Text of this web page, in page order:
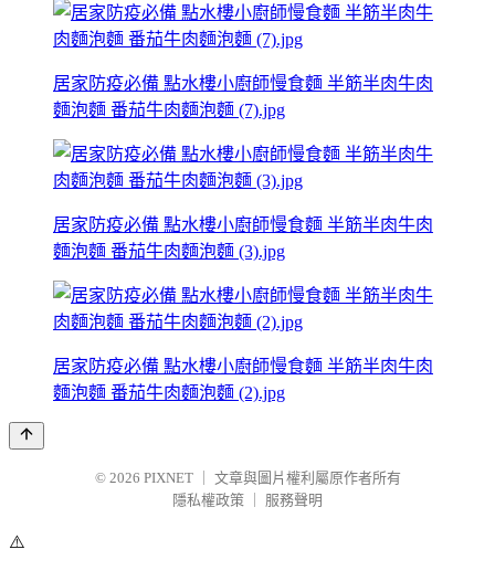
居家防疫必備 點水樓小廚師慢食麵 半筋半肉牛肉
麵泡麵 番茄牛肉麵泡麵 (7).jpg
居家防疫必備 點水樓小廚師慢食麵 半筋半肉牛肉
麵泡麵 番茄牛肉麵泡麵 (3).jpg
居家防疫必備 點水樓小廚師慢食麵 半筋半肉牛肉
麵泡麵 番茄牛肉麵泡麵 (2).jpg
© 2026 PIXNET
文章與圖片權利屬原作者所有
隱私權政策
服務聲明
⚠️